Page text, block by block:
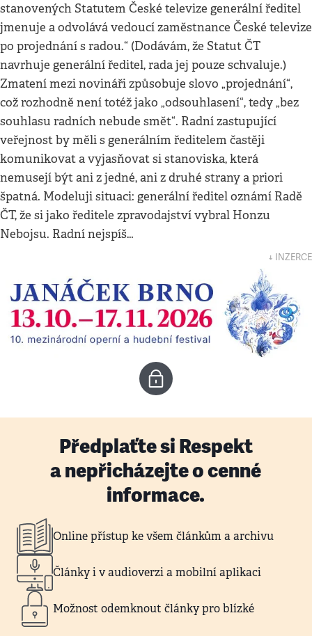
stanovených Statutem České televize generální ředitel
jmenuje a odvolává vedoucí zaměstnance České televize
po projednání s radou.“ (Dodávám, že Statut ČT
navrhuje generální ředitel, rada jej pouze schvaluje.)
Zmatení mezi novináři způsobuje slovo „projednání“,
což rozhodně není totéž jako „odsouhlasení“, tedy „bez
souhlasu radních nebude smět“. Radní zastupující
veřejnost by měli s generálním ředitelem častěji
komunikovat a vyjasňovat si stanoviska, která
nemusejí být ani z jedné, ani z druhé strany a priori
špatná. Modeluji situaci: generální ředitel oznámí Radě
ČT, že si jako ředitele zpravodajství vybral Honzu
Nebojsu. Radní nejspíš…
↓ INZERCE
Předplaťte si Respekt
a nepřicházejte o cenné
informace.
Online přístup ke všem článkům a archivu
Články i v audioverzi a mobilní aplikaci
Možnost odemknout články pro blízké